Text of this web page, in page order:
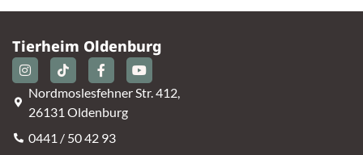
Tierheim Oldenburg
Nordmoslesfehner Str. 412,
26131 Oldenburg
0441 / 50 42 93